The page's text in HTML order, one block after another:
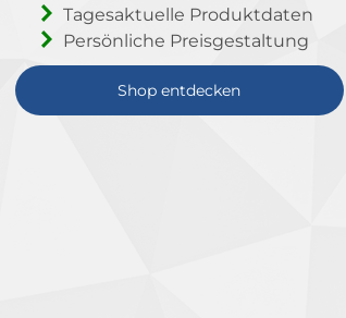
Tagesaktuelle Produktdaten
Persönliche Preisgestaltung
Shop entdecken